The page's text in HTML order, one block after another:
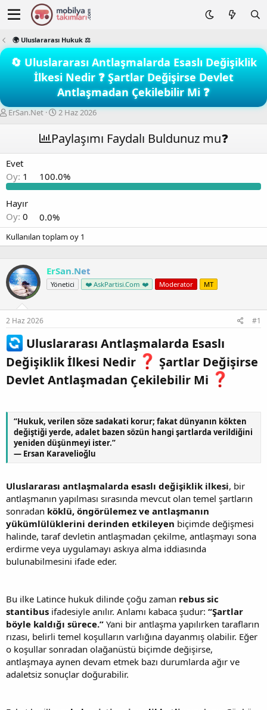
🌍 Uluslararası Hukuk ⚖️
🔄 Uluslararası Antlaşmalarda Esaslı Değişiklik
İlkesi Nedir ❓ Şartlar Değişirse Devlet
Antlaşmadan Çekilebilir Mi ❓
K
o
u
y
u
ş
l
a
t
ErSan.Net
B
a
l
a
g
a
r
i
2 Haz 2026
Paylaşımı Faydalı Buldunuz mu❓
Evet
Oy: 1 100.0%
Hayır
Oy: 0 0.0%
Kullanılan toplam oy 1
ErSan.Net
Yönetici ❤️ AskPartisi.Com ❤️ Moderator MT
2 Haz 2026 #1
Uluslararası Antlaşmalarda Esaslı
Değişiklik İlkesi Nedir
Şartlar Değişirse
Devlet Antlaşmadan Çekilebilir Mi
“Hukuk, verilen söze sadakati korur; fakat dünyanın kökten
değiştiği yerde, adalet bazen sözün hangi şartlarda verildiğini
yeniden düşünmeyi ister.”
— Ersan Karavelioğlu
Uluslararası antlaşmalarda esaslı değişiklik ilkesi, bir
antlaşmanın yapılması sırasında mevcut olan temel şartların
sonradan köklü, öngörülemez ve antlaşmanın
yükümlülüklerini derinden etkileyen biçimde değişmesi
halinde, taraf devletin antlaşmadan çekilme, antlaşmayı sona
erdirme veya uygulamayı askıya alma iddiasında
bulunabilmesini ifade eder.
Bu ilke Latince hukuk dilinde çoğu zaman rebus sic
stantibus ifadesiyle anılır. Anlamı kabaca şudur: “Şartlar
böyle kaldığı sürece.” Yani bir antlaşma yapılırken tarafların
rızası, belirli temel koşulların varlığına dayanmış olabilir. Eğer
o koşullar sonradan olağanüstü biçimde değişirse,
antlaşmaya aynen devam etmek bazı durumlarda ağır ve
adaletsiz sonuçlar doğurabilir.